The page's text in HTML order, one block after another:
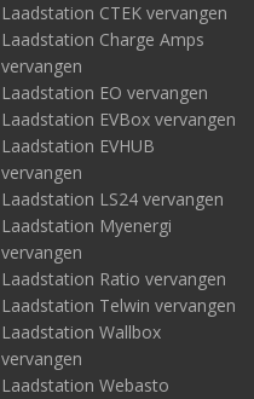
Laadstation CTEK vervangen
Laadstation Charge Amps
vervangen
Laadstation EO vervangen
Laadstation EVBox vervangen
Laadstation EVHUB
vervangen
Laadstation LS24 vervangen
Laadstation Myenergi
vervangen
Laadstation Ratio vervangen
Laadstation Telwin vervangen
Laadstation Wallbox
vervangen
Laadstation Webasto